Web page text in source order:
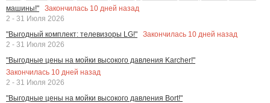
машины!"
Закончилась 10 дней назад
2 - 31 Июля 2026
"Выгодный комплект: телевизоры LG!"
Закончилась 10 дней назад
2 - 31 Июля 2026
"Выгодные цены на мойки высокого давления Karcher!"
Закончилась 10 дней назад
2 - 31 Июля 2026
"Выгодные цены на мойки высокого давления Bort!"